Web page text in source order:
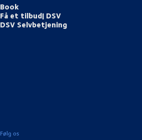
Book
Få et tilbud| DSV
DSV Selvbetjening
Følg os